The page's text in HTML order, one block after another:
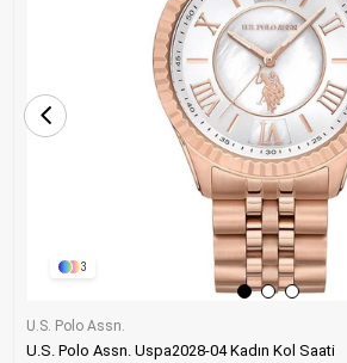
3
U.S. Polo Assn.
U.S. Polo Assn. Uspa2028-04 Kadın Kol Saati